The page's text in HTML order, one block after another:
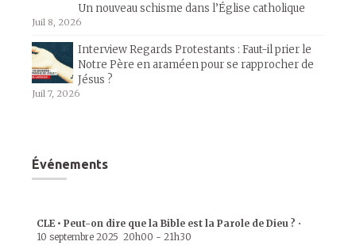
Un nouveau schisme dans l’Église catholique
Juil 8, 2026
Interview Regards Protestants : Faut-il prier le
Notre Père en araméen pour se rapprocher de
Jésus ?
Juil 7, 2026
Événements
CLE • Peut-on dire que la Bible est la Parole de Dieu ? •
10 septembre 2025 20h00 - 21h30